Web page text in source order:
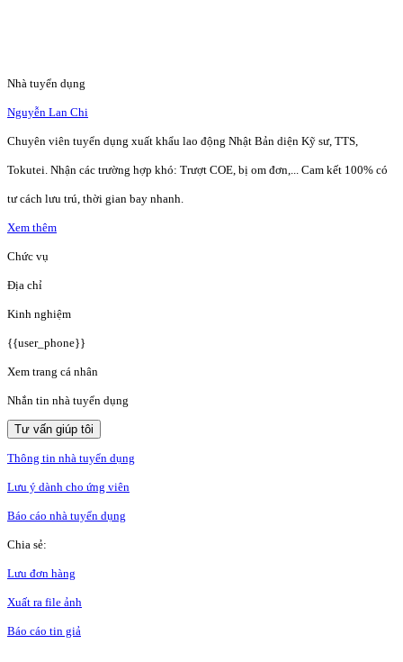
Nhà tuyển dụng
Nguyễn Lan Chi
Chuyên viên tuyển dụng xuất khẩu lao động Nhật Bản diện Kỹ sư, TTS,
Tokutei. Nhận các trường hợp khó: Trượt COE, bị om đơn,... Cam kết 100% có
tư cách lưu trú, thời gian bay nhanh.
Xem thêm
Chức vụ
Địa chỉ
Kinh nghiệm
{{user_phone}}
Xem trang cá nhân
Nhắn tin nhà tuyển dụng
Tư vấn giúp tôi
Thông tin nhà tuyển dụng
Lưu ý dành cho ứng viên
Báo cáo nhà tuyển dụng
Chia sẻ:
Lưu đơn hàng
Xuất ra file ảnh
Báo cáo tin giả